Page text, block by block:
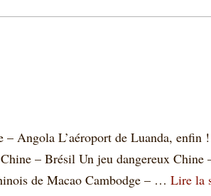
Angola L’aéroport de Luanda, enfin
– Brésil Un jeu dangereux
de Macao Cambodge – … Lire la